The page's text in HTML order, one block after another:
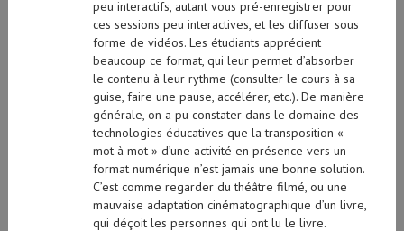
peu interactifs, autant vous pré-enregistrer pour
ces sessions peu interactives, et les diffuser sous
forme de vidéos. Les étudiants apprécient
beaucoup ce format, qui leur permet d’absorber
le contenu à leur rythme (consulter le cours à sa
guise, faire une pause, accélérer, etc.). De manière
générale, on a pu constater dans le domaine des
technologies éducatives que la transposition «
mot à mot » d’une activité en présence vers un
format numérique n’est jamais une bonne solution.
C’est comme regarder du théâtre filmé, ou une
mauvaise adaptation cinématographique d’un livre,
qui déçoit les personnes qui ont lu le livre.